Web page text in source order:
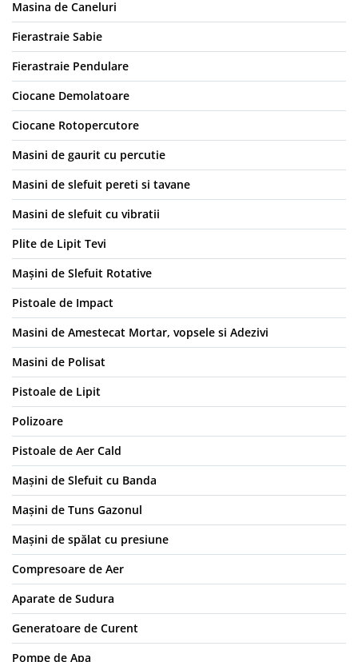
Masina de Caneluri
Fierastraie Sabie
Fierastraie Pendulare
Ciocane Demolatoare
Ciocane Rotopercutore
Masini de gaurit cu percutie
Masini de slefuit pereti si tavane
Masini de slefuit cu vibratii
Plite de Lipit Tevi
Mașini de Slefuit Rotative
Pistoale de Impact
Masini de Amestecat Mortar, vopsele si Adezivi
Masini de Polisat
Pistoale de Lipit
Polizoare
Pistoale de Aer Cald
Mașini de Slefuit cu Banda
Mașini de Tuns Gazonul
Mașini de spălat cu presiune
Compresoare de Aer
Aparate de Sudura
Generatoare de Curent
Pompe de Apa